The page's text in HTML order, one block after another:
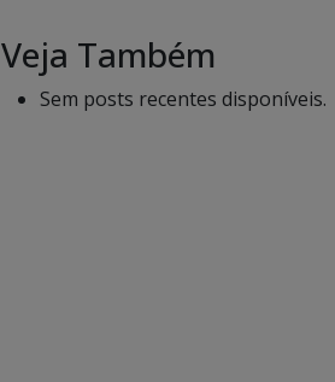
Veja Também
Sem posts recentes disponíveis.